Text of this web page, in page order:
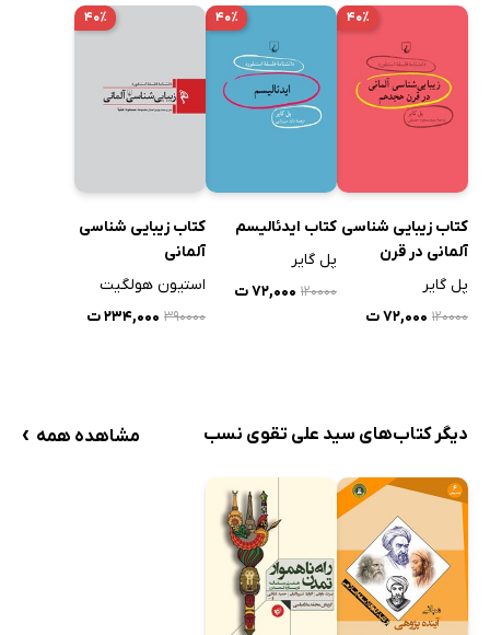
۴۰٪
کتاب زیبایی شناسی
آلمانی در قرن
هجدهم
پل گایر
۱۲۰۰۰۰ ۷۲,۰۰۰ ت
۴۰٪
کتاب ایدئالیسم
پل گایر
۱۲۰۰۰۰ ۷۲,۰۰۰ ت
۴۰٪
کتاب زیبایی شناسی
آلمانی
استیون هولگیت
۳۹۰۰۰۰ ۲۳۴,۰۰۰ ت
دیگر کتاب‌های سید علی تقوی نسب مشاهده همه ›